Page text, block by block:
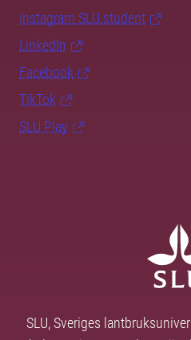
Instagram SLU.student
LinkedIn
Facebook
TikTok
SLU Play
SLU, Sveriges